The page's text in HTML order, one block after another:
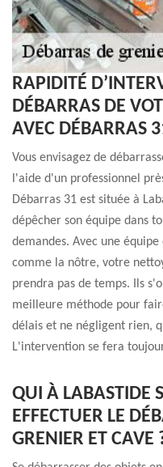
RAPIDITÉ
DÉBARRAS DE
AVEC DÉBARRAS
Vous envisagez de
l'aide d'un professionnel
Débarras 31 est située à
dépêcher son équipe dans
demandes. Avec une
comme la nôtre, votre
prendra pas de temps. Ils
meilleure méthode pour
délais et ne négligent rien,
L'intervention se fera
QUI À LABASTIDE
EFFECTUER LE
GRENIER ET CAVE